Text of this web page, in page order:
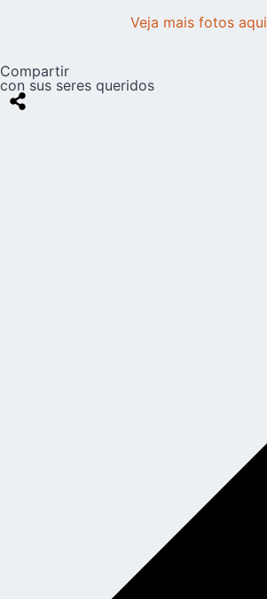
Veja mais fotos aqui
Compartir
con sus seres queridos